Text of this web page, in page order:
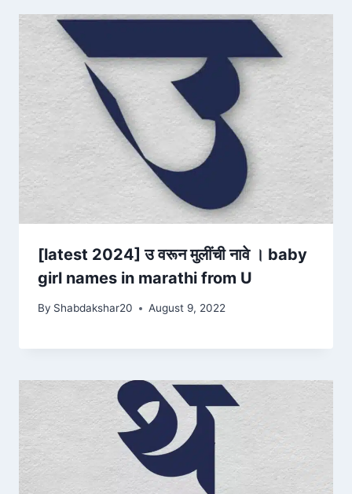
[latest 2024] उ वरून मुलींची नावे । baby
girl names in marathi from U
By Shabdakshar20 August 9, 2022